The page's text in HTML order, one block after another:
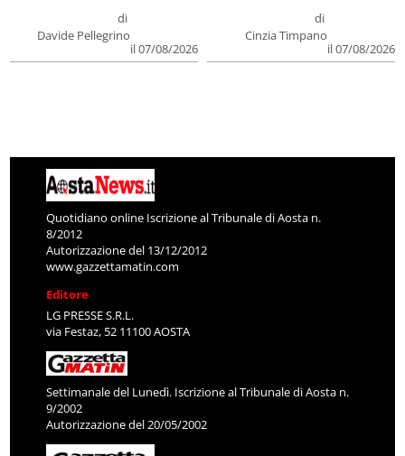
di
Davide Pellegrino
il 07/08/2026
di
Cinzia Timpano
il 07/08/2026
Quotidiano online Iscrizione al Tribunale di Aosta n.
8/2012
Autorizzazione del 13/12/2012
www.gazzettamatin.com
Editore
LG PRESSE S.R.L.
via Festaz, 52 11100 AOSTA
Settimanale del Lunedì. Iscrizione al Tribunale di Aosta n.
9/2002
Autorizzazione del 20/05/2002